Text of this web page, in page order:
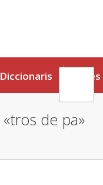
Diccionaris Eines
de pa»